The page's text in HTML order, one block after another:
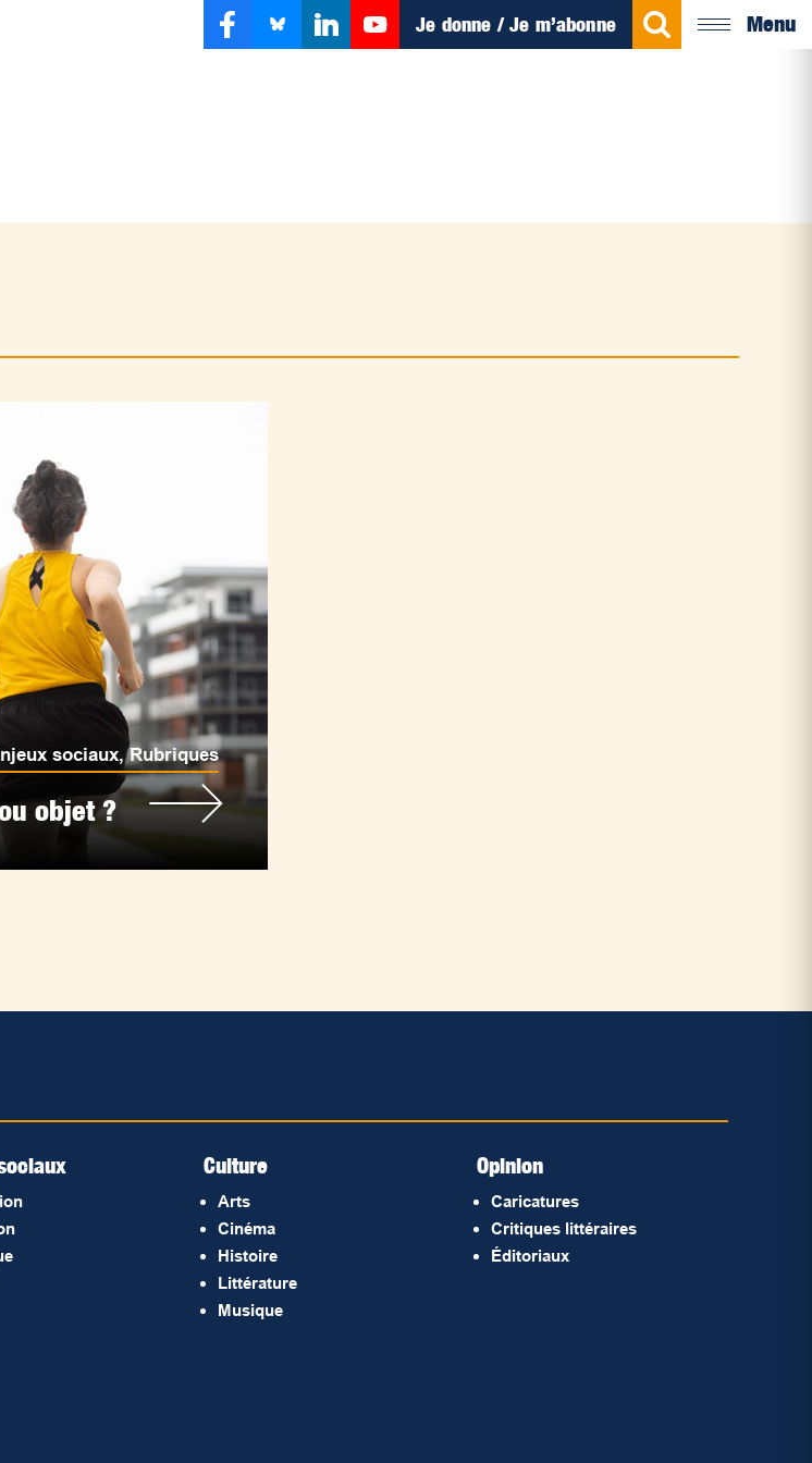
Je donne / Je m’abonne Menu
sociaux,Rubriques
objet ?
Culture
Arts
Cinéma
Histoire
Littérature
Musique
Opinion
Caricatures
Critiques littéraires
Éditoriaux